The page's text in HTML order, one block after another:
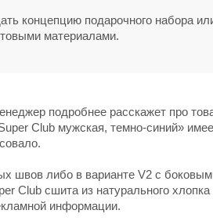
концепцию подарочного набора
материалами.
подробнее расскажет про
Club мужская, темно-синий»
швов либо в варианте V2 с
Club сшита из натурального
информации.